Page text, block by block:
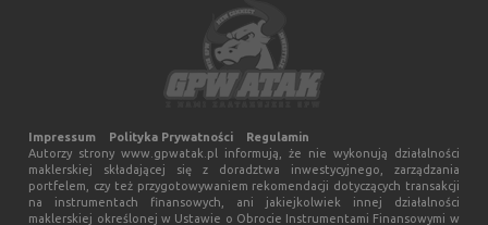
Impressum Polityka Prywatności
Regulamin
Autorzy strony www.gpwatak.pl informują, że nie wykonują działalności
maklerskiej składającej się z doradztwa inwestycyjnego, zarządzania
portfelem, czy też przygotowywaniem rekomendacji dotyczących transakcji
na instrumentach finansowych, ani jakiejkolwiek innej działalności
maklerskiej określonej w Ustawie o Obrocie Instrumentami Finansowymi w